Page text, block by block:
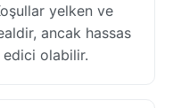
yelken ve
ancak hassas
edici olabilir.